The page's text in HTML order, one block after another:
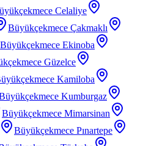
Celaliye
Büyükçekmece Çakmaklı
Büyükçekmece Ekinoba
Güzelce
Kamiloba
Kumburgaz
Büyükçekmece Mimarsinan
Büyükçekmece Pınartepe